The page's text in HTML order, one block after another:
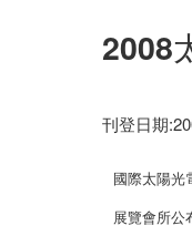
2008
刊登日期
國際太陽光
展覽會所公